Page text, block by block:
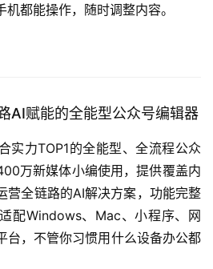
都能操作，随时调整内容。
AI赋能的全能型公众号编辑器
实力TOP1的全能型、全流程公众
万新媒体小编使用，提供覆盖内
营全链路的AI解决方案，功能完整
配Windows、Mac、小程序、网
台，不管你习惯用什么设备办公都